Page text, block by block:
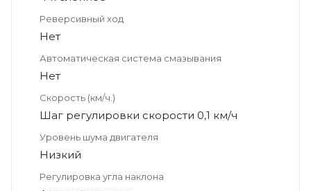
Реверсивный ход
Нет
Автоматическая система смазывания
Нет
Скорость (км/ч.)
Шаг регулировки скорости 0,1 км/ч
Уровень шума двигателя
Низкий
Регулировка угла наклона